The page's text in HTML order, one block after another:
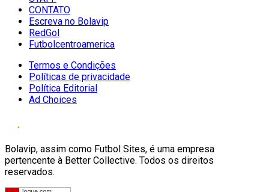
CONTATO
Escreva no Bolavip
RedGol
Futbolcentroamerica
Termos e Condições
Políticas de privacidade
Política Editorial
Ad Choices
Bolavip, assim como Futbol Sites, é uma empresa
pertencente à Better Collective. Todos os direitos
reservados.